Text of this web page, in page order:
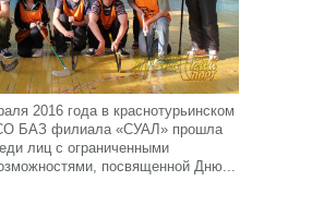
2016 года в краснотурьинском
БАЗ филиала «СУАЛ» прошла
лиц с ограниченными
посвященной Дню...